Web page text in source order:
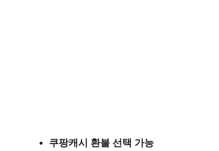
쿠팡캐시 환불 선택 가능